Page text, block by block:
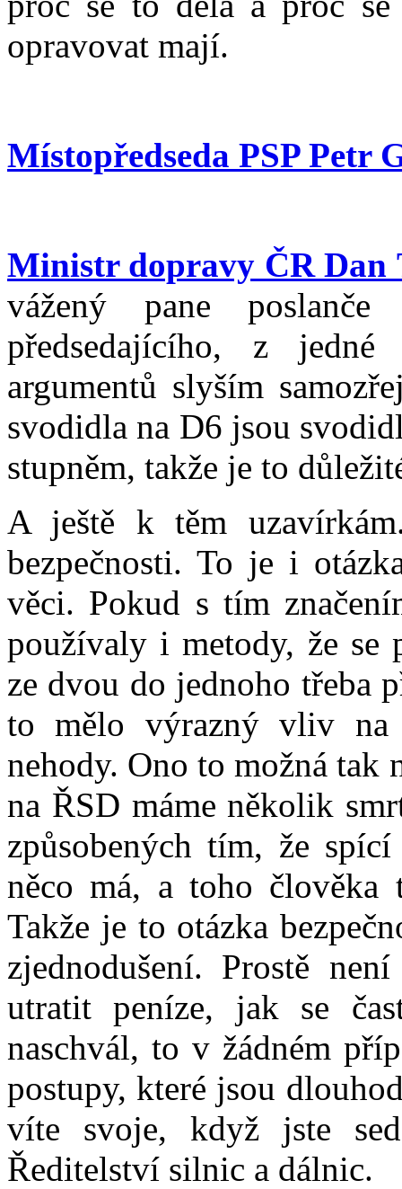
opravovat mají.
Místopředseda PSP Petr
Ministr dopravy ČR Dan
vážený pane poslanče
předsedajícího, z
argumentů slyším
svodidla na D6 jsou
stupněm, takže je to
A ještě k těm
bezpečnosti. To je i
věci. Pokud s tím
používaly i metody, že se
ze dvou do jednoho třeba
to mělo výrazný vliv na
nehody. Ono to možná tak
na ŘSD máme několik
způsobených tím, že
něco má, a toho člověka
Takže je to otázka
zjednodušení. Prostě
utratit peníze, jak se
naschvál, to v žádném
postupy, které jsou
víte svoje, když jste
Ředitelství silnic a dálnic.